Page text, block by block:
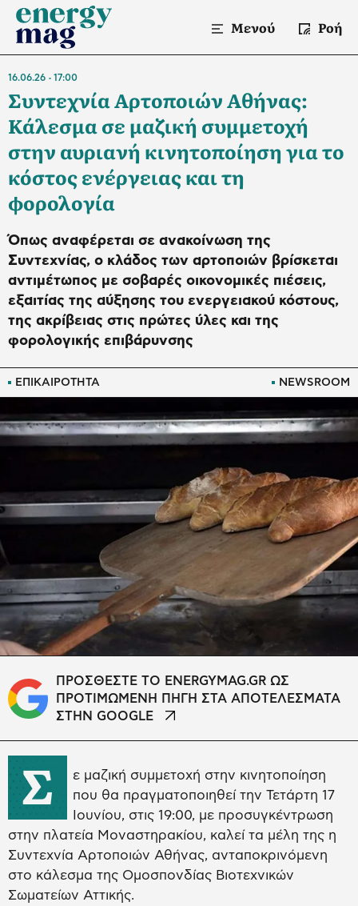
Μενού Ροή
ΕΠΙΚΑΙΡΟΤΗΤΑ NEWSROOM
16.06.26 17:00
Συντεχνία Αρτοποιών Αθήνας:
Κάλεσμα σε μαζική συμμετοχή
στην αυριανή κινητοποίηση για το
κόστος ενέργειας και τη
φορολογία
Όπως αναφέρεται σε ανακοίνωση της
Συντεχνίας, ο κλάδος των αρτοποιών βρίσκεται
αντιμέτωπος με σοβαρές οικονομικές πιέσεις,
εξαιτίας της αύξησης του ενεργειακού κόστους,
της ακρίβειας στις πρώτες ύλες και της
φορολογικής επιβάρυνσης
ΠΡΟΣΘΕΣΤΕ ΤΟ ENERGYMAG.GR ΩΣ
ΠΡΟΤΙΜΩΜΕΝΗ ΠΗΓΗ ΣΤΑ ΑΠΟΤΕΛΕΣΜΑΤΑ
ΣΤΗΝ GOOGLE
Σ
ε μαζική συμμετοχή στην κινητοποίηση
που θα πραγματοποιηθεί την Τετάρτη 17
Ιουνίου, στις 19:00, με προσυγκέντρωση
στην πλατεία Μοναστηρακίου, καλεί τα μέλη της η
Συντεχνία Αρτοποιών Αθήνας, ανταποκρινόμενη
στο κάλεσμα της Ομοσπονδίας Βιοτεχνικών
Σωματείων Αττικής.